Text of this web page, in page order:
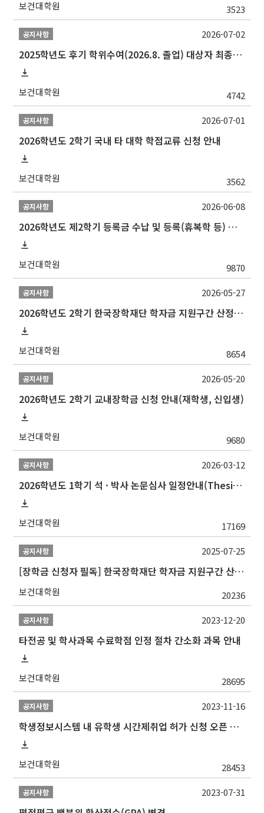
보건대학원 3523
공지사항
2025학년도 후기 학위수여(2026.8. 졸업) 대상자 최종인준 논문 제출 안내
보건대학원 4742
2026-07-02
공지사항
2026학년도 2학기 국내 타 대학 학점교류 신청 안내
보건대학원 3562
2026-07-01
공지사항
2026학년도 제2학기 등록금 수납 및 등록(휴복학 등) 일정 안내
보건대학원 9870
2026-06-08
공지사항
2026학년도 2학기 한국장학재단 학자금 지원구간 산정 신청 안내
보건대학원 8654
2026-05-27
공지사항
2026학년도 2학기 교내장학금 신청 안내(재학생, 신입생)
보건대학원 9680
2026-05-20
공지사항
2026학년도 1학기 석 · 박사 논문심사 일정안내(Thesis Defense Schedules)
보건대학원 17169
2026-03-12
공지사항
[장학금 신청자 필독] 한국장학재단 학자금 지원구간 산정 권고
보건대학원 20236
2025-07-25
공지사항
타전공 및 학사과목 수료학점 인정 절차 간소화 과목 안내
보건대학원 28695
2023-12-20
공지사항
학생정보시스템 내 유학생 시간제취업 허가 신청 오픈 안내
보건대학원 28453
2023-11-16
공지사항 2023-07-31